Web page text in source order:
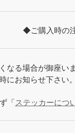
◆ご購入時の
る場合が御座
にお知らせ下さい。
「 ステッカーにつ